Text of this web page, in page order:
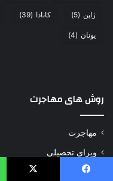
ژاپن (5) کانادا (39)
یونان (4)
روش های مهاجرت
مهاجرت
ویزای تحصیلی
ویزای کاری و تخصص